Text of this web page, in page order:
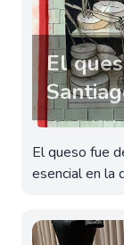
El
El queso fue
esencial en la